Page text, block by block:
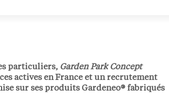
particuliers, Garden Park Concept
actives en France et un recrutement
sur ses produits Gardeneo® fabriqués